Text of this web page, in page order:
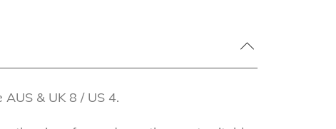
& UK 8 / US 4.